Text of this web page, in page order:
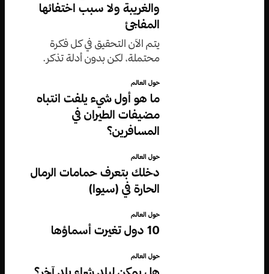
والغريبة ولا سبب اختفائها
المفاجئ
يتم الآن التحقيق في كل فكرة
محتملة، لكن بدون أدلة تذكر.
حول العالم
ما هو أول شيء يلفت انتباه
مضيفات الطيران في
المسافرين؟
حول العالم
دخلك بتعرف حمامات الرمال
الحارة في (سيوا)
حول العالم
10 دول تغيرت أسماؤها
حول العالم